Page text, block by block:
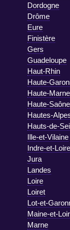
Dordogne
Drôme
Eure
Finistère
Gers
Guadeloupe
Haut-Rhin
Haute-
Haute-Marne
Haute-Saône
Hautes-
Hauts-de-
Ille-et-Vilaine
Indre-et-Loire
Jura
Landes
Loire
Loiret
Lot-et-
Maine-et-
Marne